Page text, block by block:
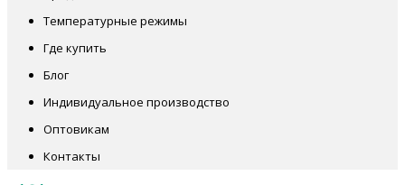
Температурные режимы
Где купить
Блог
Индивидуальное производство
Оптовикам
Контакты